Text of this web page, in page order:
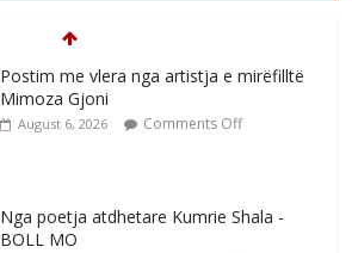
Postim me vlera nga artistja e mirëfilltë
Mimoza Gjoni
August 6, 2026 Comments Off
Nga poetja atdhetare Kumrie Shala -
BOLL MO